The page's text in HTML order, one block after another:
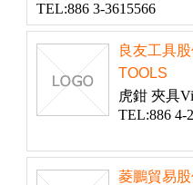
TEL:886 3-3615566
良友工具
TOOLS
虎鉗 夾具
TEL:886 4-
菱鵬貿易